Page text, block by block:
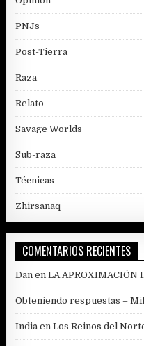
PNJs
Post-Tierra
Raza
Relato
Savage Worlds
Sub-raza
Técnicas
Zhirsanaq
COMENTARIOS RECIENTES
Dan enLA APROXIMACIÓN
Obteniendo respuestas –
India enLos Reinos del